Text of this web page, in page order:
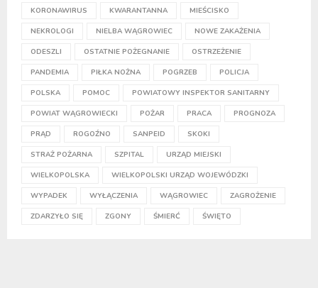
KORONAWIRUS KWARANTANNA MIEŚCISKO
NEKROLOGI NIELBA WĄGROWIEC NOWE ZAKAŻENIA
ODESZLI OSTATNIE POŻEGNANIE OSTRZEŻENIE
PANDEMIA PIŁKA NOŻNA POGRZEB POLICJA
POLSKA POMOC POWIATOWY INSPEKTOR SANITARNY
POWIAT WĄGROWIECKI POŻAR PRACA PROGNOZA
PRĄD ROGOŹNO SANPEID SKOKI
STRAŻ POŻARNA SZPITAL URZĄD MIEJSKI
WIELKOPOLSKA WIELKOPOLSKI URZĄD WOJEWÓDZKI
WYPADEK WYŁĄCZENIA WĄGROWIEC ZAGROŻENIE
ZDARZYŁO SIĘ ZGONY ŚMIERĆ ŚWIĘTO